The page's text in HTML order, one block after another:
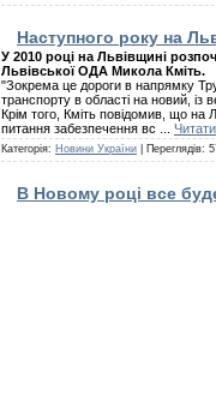
Наступного року на
У 2010 році на Львівщині
Львівської ОДА Микола Кміть.
"Зокрема це дороги в напрямку
транспорту в області на новий, із
Крім того, Кміть повідомив, що на
питання забезпечення вс
Категорія: Новини України | Переглядів:
В Новому році все